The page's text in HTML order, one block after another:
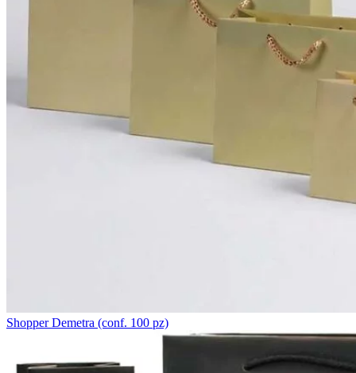
Shopper Demetra (conf. 100 pz)